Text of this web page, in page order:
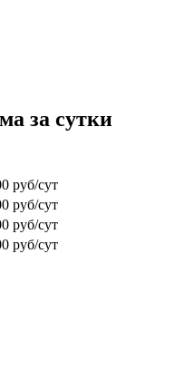
за сутки
руб/сут
руб/сут
руб/сут
руб/сут